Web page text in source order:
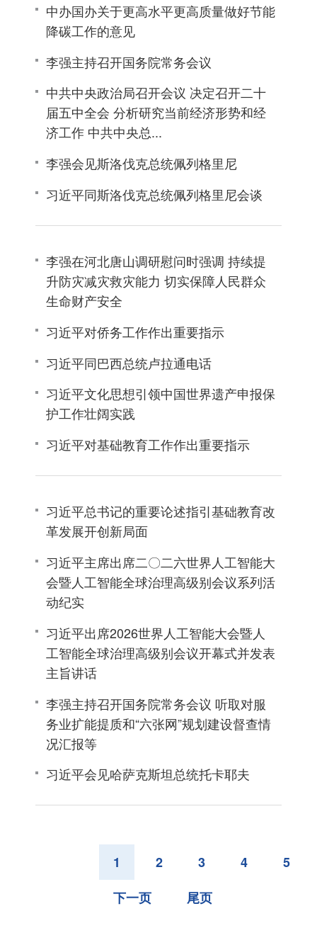
中办国办关于更高水平更高质量做好节能
降碳工作的意见
李强主持召开国务院常务会议
中共中央政治局召开会议 决定召开二十
届五中全会 分析研究当前经济形势和经
济工作 中共中央总...
李强会见斯洛伐克总统佩列格里尼
习近平同斯洛伐克总统佩列格里尼会谈
李强在河北唐山调研慰问时强调 持续提
升防灾减灾救灾能力 切实保障人民群众
生命财产安全
习近平对侨务工作作出重要指示
习近平同巴西总统卢拉通电话
习近平文化思想引领中国世界遗产申报保
护工作壮阔实践
习近平对基础教育工作作出重要指示
习近平总书记的重要论述指引基础教育改
革发展开创新局面
习近平主席出席二〇二六世界人工智能大
会暨人工智能全球治理高级别会议系列活
动纪实
习近平出席2026世界人工智能大会暨人
工智能全球治理高级别会议开幕式并发表
主旨讲话
李强主持召开国务院常务会议 听取对服
务业扩能提质和“六张网”规划建设督查情
况汇报等
习近平会见哈萨克斯坦总统托卡耶夫
1 2 3 4
5
下一页
尾页